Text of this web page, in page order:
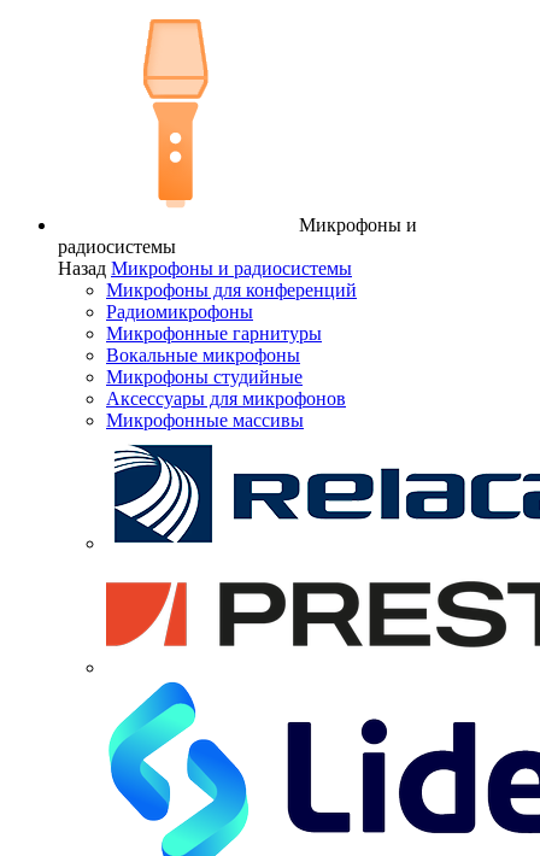
Микрофоны и
радиосистемы
Назад Микрофоны и радиосистемы
Микрофоны для конференций
Радиомикрофоны
Микрофонные гарнитуры
Вокальные микрофоны
Микрофоны студийные
Аксессуары для микрофонов
Микрофонные массивы